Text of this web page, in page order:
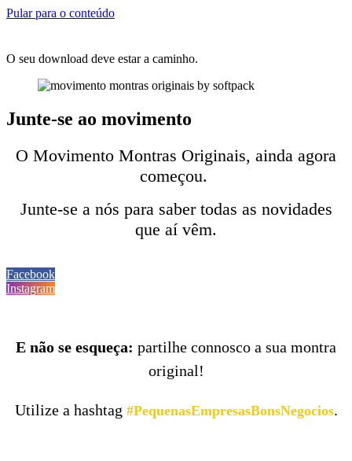
Pular para o conteúdo
O seu download deve estar a caminho.
Junte-se ao movimento
O Movimento Montras Originais, ainda agora
começou.
Junte-se a nós para saber todas as novidades
que aí vêm.
Facebook
Instagram
E não se esqueça: partilhe connosco a sua montra
original!
Utilize a hashtag #PequenasEmpresasBonsNegocios.